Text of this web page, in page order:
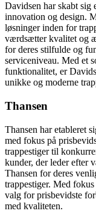
Davidsen har skabt sig
innovation og design.
løsninger inden for
værdsætter kvalitet og
for deres stilfulde og
serviceniveau. Med et
funktionalitet, er
unikke og moderne
Thansen
Thansen har etableret
med fokus på
trappestiger til
kunder, der leder efter
Thansen for deres
trappestiger. Med
valg for prisbevidste
med kvaliteten.